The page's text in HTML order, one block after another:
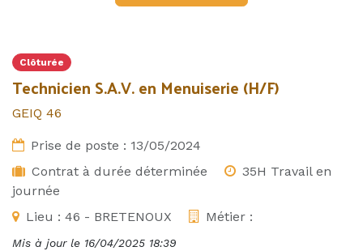
Clôturée
Technicien S.A.V. en Menuiserie (H/F)
GEIQ 46
Prise de poste : 13/05/2024
Contrat à durée déterminée
35H Travail en
journée
Lieu : 46 - BRETENOUX Métier :
Mis à jour le 16/04/2025 18:39